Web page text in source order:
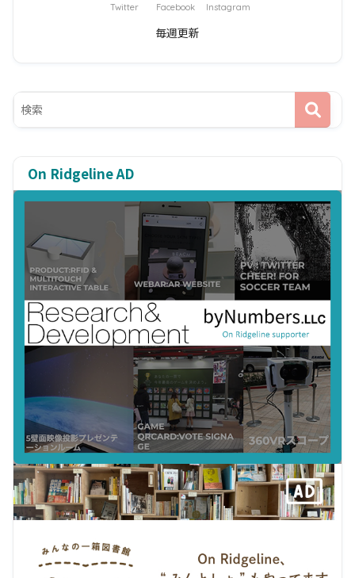
Twitter Facebook Instagram
毎週更新
On Ridgeline AD